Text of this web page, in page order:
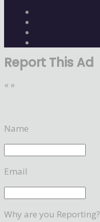
Report This Ad
« »
Name
Email
Why are you Reporting?